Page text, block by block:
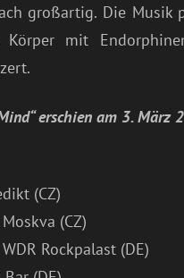
großartig. Die
mit
erschien am 3. März
(CZ)
(CZ)
Rockpalast (DE)